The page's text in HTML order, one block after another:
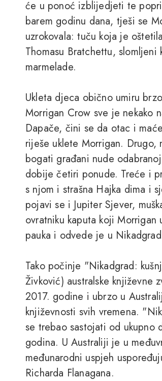
će u ponoć izblijedjeti te
barem godinu dana, tješi se
uzrokovala: tuču koja je
Thomasu Bratchettu,
marmelade.
Ukleta djeca obično umiru
Morrigan Crow sve je nekako
Dapače, čini se da otac i
riješe uklete Morrigan.
bogati građani nude
dobije četiri ponude. Treće i
s njom i strašna Hajka dima i
pojavi se i Jupiter Sjever,
ovratniku kaputa koji
pauka i odvede je u
Tako počinje "Nikadgrad:
Živković) australske književne
2017. godine i ubrzo u
književnosti svih vremena.
se trebao sastojati od ukupno
godina. U Australiji je u
međunarodni uspjeh
Richarda Flanagana.